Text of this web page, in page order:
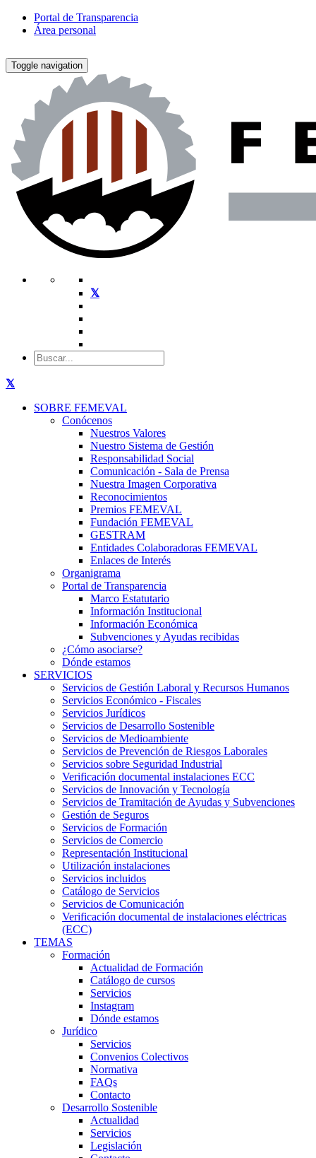
Portal de Transparencia
Área personal
Toggle navigation
SOBRE FEMEVAL
Conócenos
Nuestros Valores
Nuestro Sistema de Gestión
Responsabilidad Social
Comunicación - Sala de Prensa
Nuestra Imagen Corporativa
Reconocimientos
Premios FEMEVAL
Fundación FEMEVAL
GESTRAM
Entidades Colaboradoras FEMEVAL
Enlaces de Interés
Organigrama
Portal de Transparencia
Marco Estatutario
Información Institucional
Información Económica
Subvenciones y Ayudas recibidas
¿Cómo asociarse?
Dónde estamos
SERVICIOS
Servicios de Gestión Laboral y Recursos Humanos
Servicios Económico - Fiscales
Servicios Jurídicos
Servicios de Desarrollo Sostenible
Servicios de Medioambiente
Servicios de Prevención de Riesgos Laborales
Servicios sobre Seguridad Industrial
Verificación documental instalaciones ECC
Servicios de Innovación y Tecnología
Servicios de Tramitación de Ayudas y Subvenciones
Gestión de Seguros
Servicios de Formación
Servicios de Comercio
Representación Institucional
Utilización instalaciones
Servicios incluidos
Catálogo de Servicios
Servicios de Comunicación
Verificación documental de instalaciones eléctricas
(ECC)
TEMAS
Formación
Actualidad de Formación
Catálogo de cursos
Servicios
Instagram
Dónde estamos
Jurídico
Servicios
Convenios Colectivos
Normativa
FAQs
Contacto
Desarrollo Sostenible
Actualidad
Servicios
Legislación